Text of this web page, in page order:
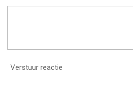
Verstuur reactie